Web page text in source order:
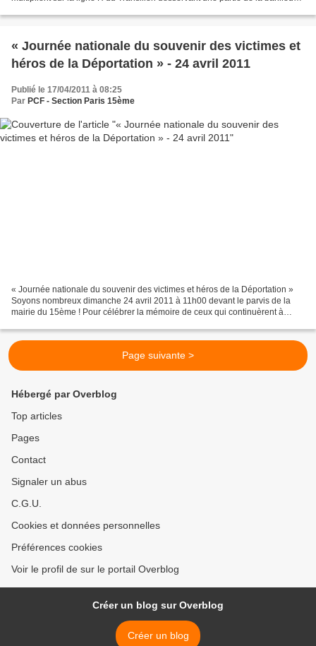
« Journée nationale du souvenir des victimes et
héros de la Déportation » - 24 avril 2011
Publié le 17/04/2011 à 08:25
Par PCF - Section Paris 15ème
« Journée nationale du souvenir des victimes et héros de la Déportation »
Soyons nombreux dimanche 24 avril 2011 à 11h00 devant le parvis de la
mairie du 15ème ! Pour célébrer la mémoire de ceux qui continuèrent à
Page suivante >
Hébergé par Overblog
Top articles
Pages
Contact
Signaler un abus
C.G.U.
Cookies et données personnelles
Préférences cookies
Voir le profil de sur le portail Overblog
Créer un blog sur Overblog
Créer un blog